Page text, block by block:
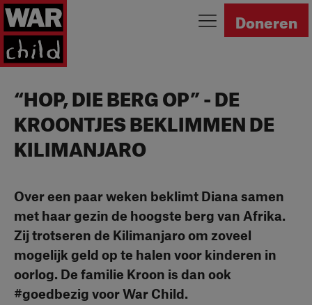
Ga naar homepage Doneren
“HOP, DIE BERG OP” - DE
KROONTJES BEKLIMMEN DE
KILIMANJARO
Over een paar weken beklimt Diana samen
met haar gezin de hoogste berg van Afrika.
Zij trotseren de Kilimanjaro om zoveel
mogelijk geld op te halen voor kinderen in
oorlog. De familie Kroon is dan ook
#goedbezig voor War Child.